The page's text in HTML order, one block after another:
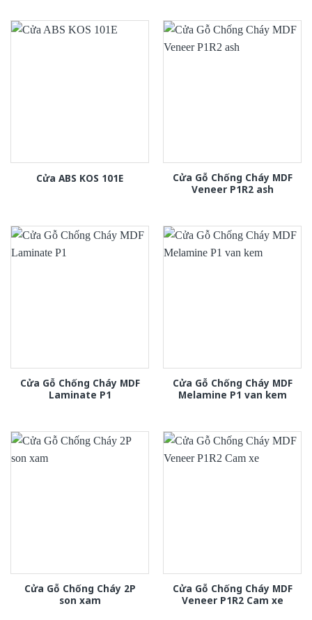
Cửa ABS KOS 101E
Cửa Gỗ Chống Cháy MDF
Veneer P1R2 ash
Cửa Gỗ Chống Cháy MDF
Laminate P1
Cửa Gỗ Chống Cháy MDF
Melamine P1 van kem
Cửa Gỗ Chống Cháy 2P
son xam
Cửa Gỗ Chống Cháy MDF
Veneer P1R2 Cam xe